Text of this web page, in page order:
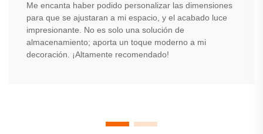
Me encanta haber podido personalizar las dimensiones
para que se ajustaran a mi espacio, y el acabado luce
impresionante. No es solo una solución de
almacenamiento; aporta un toque moderno a mi
decoración. ¡Altamente recomendado!